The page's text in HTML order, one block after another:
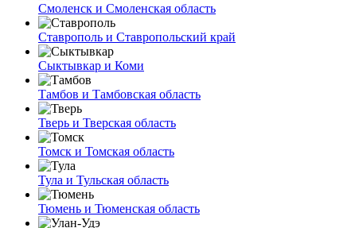
Смоленск и Смоленская область
Ставрополь и Ставропольский край
Сыктывкар и Коми
Тамбов и Тамбовская область
Тверь и Тверская область
Томск и Томская область
Тула и Тульская область
Тюмень и Тюменская область